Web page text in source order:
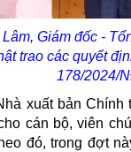
Giám đốc -
trao các quyết
178/2024/
xuất bản Chính
cán bộ, viên
đó, trong đợt